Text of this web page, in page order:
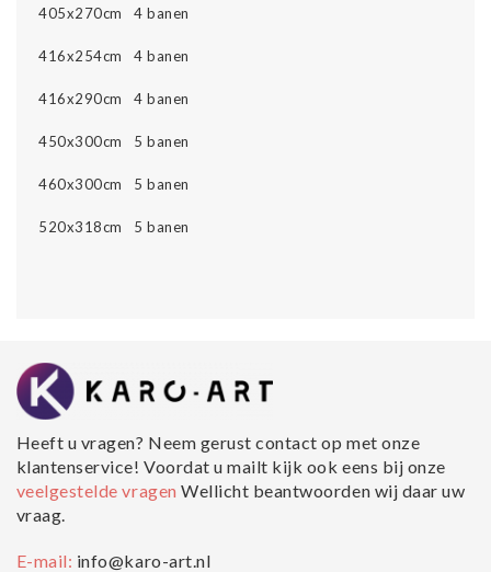
405x270cm 4 banen
416x254cm 4 banen
416x290cm 4 banen
450x300cm 5 banen
460x300cm 5 banen
520x318cm 5 banen
Heeft u vragen? Neem gerust contact op met onze
klantenservice! Voordat u mailt kijk ook eens bij onze
veelgestelde vragenWellicht beantwoorden wij daar uw
vraag.
E-mail: info@karo-art.nl